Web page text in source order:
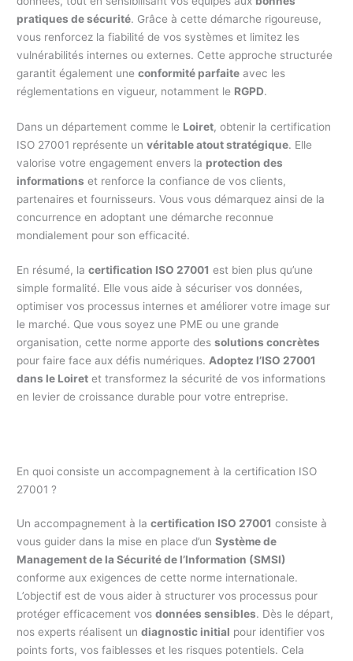
pratiques de sécurité. Grâce à cette démarche rigoureuse,
vous renforcez la fiabilité de vos systèmes et limitez les
vulnérabilités internes ou externes. Cette approche structurée
garantit également uneconformité parfaite avec les
réglementations en vigueur, notamment le RGPD.
Dans un département comme le Loiret, obtenir la certification
ISO 27001 représente unvéritable atout stratégique. Elle
valorise votre engagement envers la protection des
informations et renforce la confiance de vos clients,
partenaires et fournisseurs. Vous vous démarquez ainsi de la
concurrence en adoptant une démarche reconnue
mondialement pour son efficacité.
En résumé, lacertification ISO 27001 est bien plus qu’une
simple formalité. Elle vous aide à sécuriser vos données,
optimiser vos processus internes et améliorer votre image sur
le marché. Que vous soyez une PME ou une grande
organisation, cette norme apporte dessolutions concrètes
pour faire face aux défis numériques.Adoptez l’ISO 27001
dans le Loiret et transformez la sécurité de vos informations
en levier de croissance durable pour votre entreprise.
En quoi consiste un accompagnement à la certification ISO
27001 ?
Un accompagnement à lacertification ISO 27001 consiste à
vous guider dans la mise en place d’unSystème de
Management de la Sécurité de l’Information (SMSI)
conforme aux exigences de cette norme internationale.
L’objectif est de vous aider à structurer vos processus pour
protéger efficacement vosdonnées sensibles. Dès le départ,
nos experts réalisent undiagnostic initial pour identifier vos
points forts, vos faiblesses et les risques potentiels. Cela